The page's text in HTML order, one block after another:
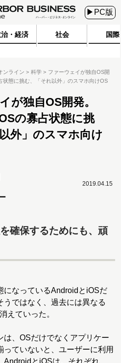
▶PC版
治・経済 社会 国際
ンライン 科学
ファーウェイが独自OS開
状態に挑む、「それ以外」のスマホ向けOS
が独自OS開発。
の寡占状態に挑
外」のスマホ向け
2019.04.15
確保するためにも、頑
なっているAndroidとiOSだ
うではなく、過去には異なる
えていった。
、OSだけでなくアプリケー
っていないと、ユーザーに利用